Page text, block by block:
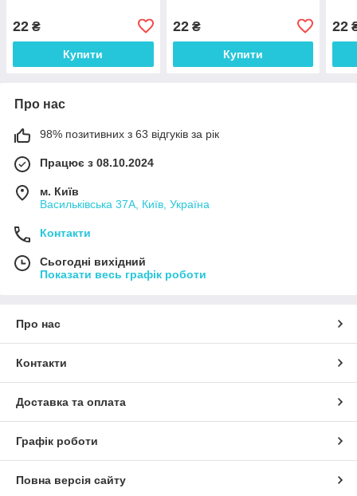
22 ₴
Купити
22₴
Купити
22
Про нас
98% позитивних з 63 відгуків за рік
Працює з 08.10.2024
м. Київ
Васильківська 37А, Київ, Україна
Контакти
Сьогодні вихідний
Показати весь графік роботи
Про нас
Контакти
Доставка та оплата
Графік роботи
Повна версія сайту